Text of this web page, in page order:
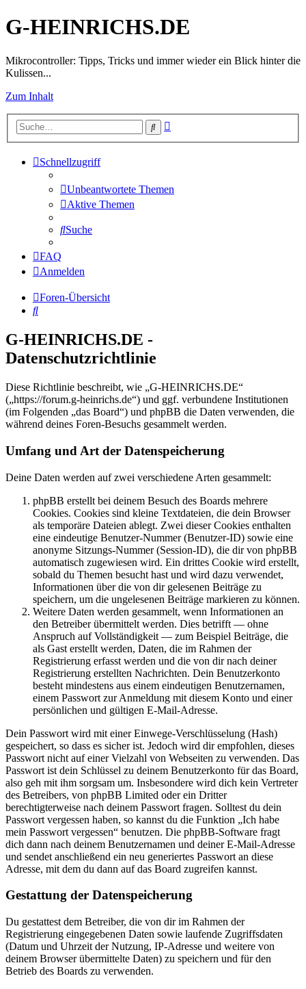
G-HEINRICHS.DE
Mikrocontroller: Tipps, Tricks und immer wieder ein Blick hinter die
Kulissen...
Zum Inhalt
Suche
Schnellzugriff
Unbeantwortete Themen
Aktive Themen
Suche
FAQ
Anmelden
Foren-Übersicht
Suche
G-HEINRICHS.DE -
Datenschutzrichtlinie
Diese Richtlinie beschreibt, wie „G-HEINRICHS.DE“
(„https://forum.g-heinrichs.de“) und ggf. verbundene Institutionen
(im Folgenden „das Board“) und phpBB die Daten verwenden, die
während deines Foren-Besuchs gesammelt werden.
Umfang und Art der Datenspeicherung
Deine Daten werden auf zwei verschiedene Arten gesammelt:
phpBB erstellt bei deinem Besuch des Boards mehrere
Cookies. Cookies sind kleine Textdateien, die dein Browser
als temporäre Dateien ablegt. Zwei dieser Cookies enthalten
eine eindeutige Benutzer-Nummer (Benutzer-ID) sowie eine
anonyme Sitzungs-Nummer (Session-ID), die dir von phpBB
automatisch zugewiesen wird. Ein drittes Cookie wird erstellt,
sobald du Themen besucht hast und wird dazu verwendet,
Informationen über die von dir gelesenen Beiträge zu
speichern, um die ungelesenen Beiträge markieren zu können.
Weitere Daten werden gesammelt, wenn Informationen an
den Betreiber übermittelt werden. Dies betrifft — ohne
Anspruch auf Vollständigkeit — zum Beispiel Beiträge, die
als Gast erstellt werden, Daten, die im Rahmen der
Registrierung erfasst werden und die von dir nach deiner
Registrierung erstellten Nachrichten. Dein Benutzerkonto
besteht mindestens aus einem eindeutigen Benutzernamen,
einem Passwort zur Anmeldung mit diesem Konto und einer
persönlichen und gültigen E-Mail-Adresse.
Dein Passwort wird mit einer Einwege-Verschlüsselung (Hash)
gespeichert, so dass es sicher ist. Jedoch wird dir empfohlen, dieses
Passwort nicht auf einer Vielzahl von Webseiten zu verwenden. Das
Passwort ist dein Schlüssel zu deinem Benutzerkonto für das Board,
also geh mit ihm sorgsam um. Insbesondere wird dich kein Vertreter
des Betreibers, von phpBB Limited oder ein Dritter
berechtigterweise nach deinem Passwort fragen. Solltest du dein
Passwort vergessen haben, so kannst du die Funktion „Ich habe
mein Passwort vergessen“ benutzen. Die phpBB-Software fragt
dich dann nach deinem Benutzernamen und deiner E-Mail-Adresse
und sendet anschließend ein neu generiertes Passwort an diese
Adresse, mit dem du dann auf das Board zugreifen kannst.
Gestattung der Datenspeicherung
Du gestattest dem Betreiber, die von dir im Rahmen der
Registrierung eingegebenen Daten sowie laufende Zugriffsdaten
(Datum und Uhrzeit der Nutzung, IP-Adresse und weitere von
deinem Browser übermittelte Daten) zu speichern und für den
Betrieb des Boards zu verwenden.